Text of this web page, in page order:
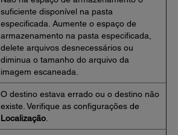
suficiente disponível na pasta
especificada. Aumente o espaço de
armazenamento na pasta especificada,
delete arquivos desnecessários ou
diminua o tamanho do arquivo da
imagem escaneada.
O destino estava errado ou o destino não
existe. Verifique as configurações de
Localização